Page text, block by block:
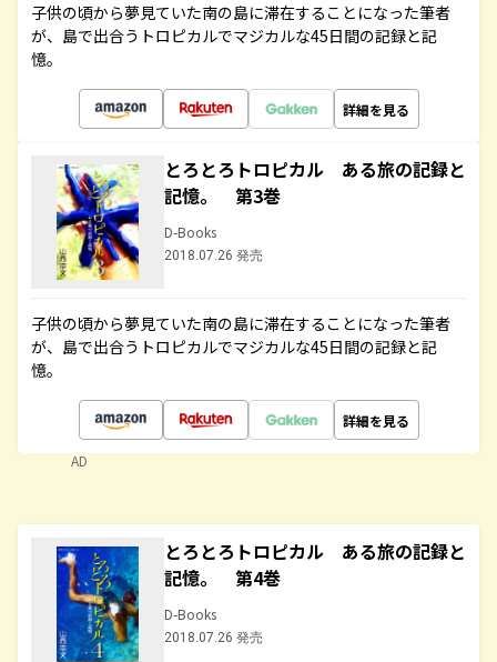
子供の頃から夢見ていた南の島に滞在することになった筆者
が、島で出合うトロピカルでマジカルな45日間の記録と記
憶。
詳細を見る
とろとろトロピカル ある旅の記録と
記憶。 第3巻
D-Books
2018.07.26 発売
子供の頃から夢見ていた南の島に滞在することになった筆者
が、島で出合うトロピカルでマジカルな45日間の記録と記
憶。
詳細を見る
AD
とろとろトロピカル ある旅の記録と
記憶。 第4巻
D-Books
2018.07.26 発売